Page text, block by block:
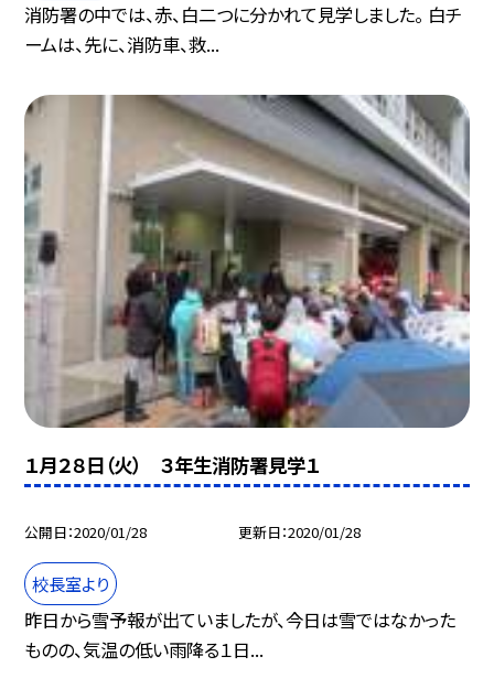
消防署の中では、赤、白二つに分かれて見学しました。 白チ
ームは、先に、消防車、救...
１月２８日（火） ３年生消防署見学１
公開日 2020/01/28 更新日 2020/01/28
校長室より
昨日から雪予報が出ていましたが、今日は雪ではなかった
ものの、気温の低い雨降る１日...